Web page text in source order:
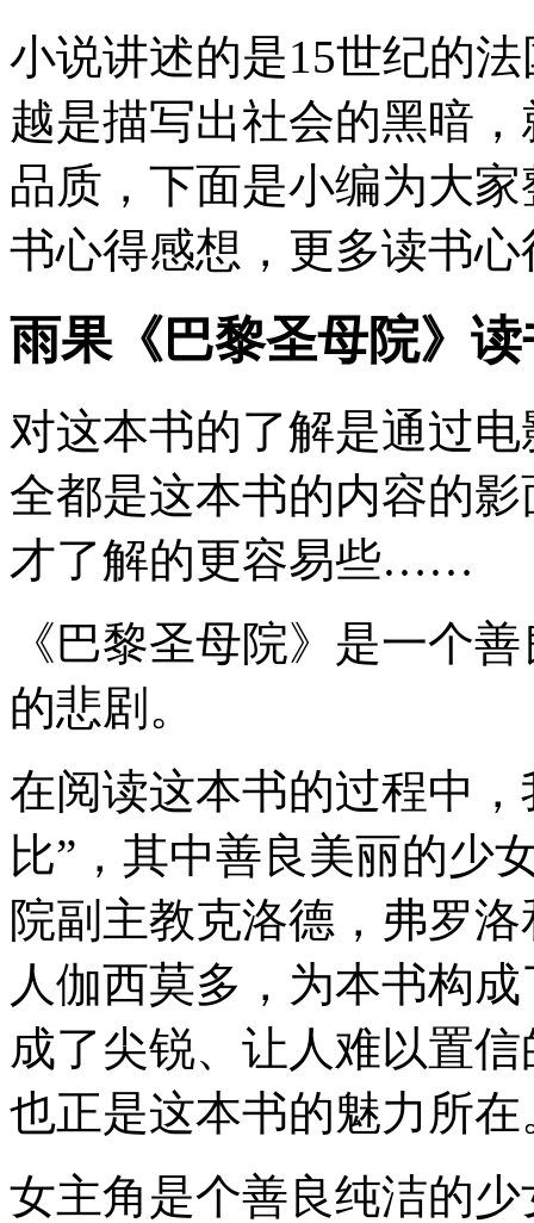
小说讲述的是15世纪的
越是描写出社会的黑暗
品质，下面是小编为大
书心得感想，更多读书心
雨果《巴黎圣母院》
对这本书的了解是通过
全都是这本书的内容的
才了解的更容易些……
《巴黎圣母院》是一个
的悲剧。
在阅读这本书的过程中
比”，其中善良美丽的少
院副主教克洛德，弗罗
人伽西莫多，为本书构
成了尖锐、让人难以置
也正是这本书的魅力所在
女主角是个善良纯洁的